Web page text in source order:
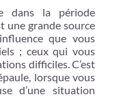
dans la période
une grande source
que vous
; ceux qui vous
difficiles. C’est
lorsque vous
d’une situation